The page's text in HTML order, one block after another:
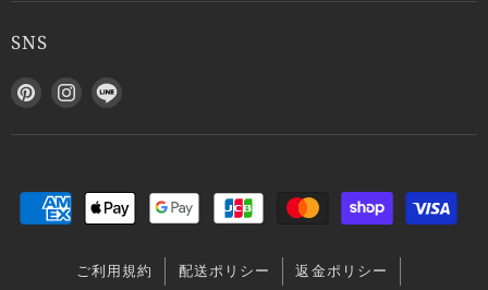
SNS
P
n
r
I
s
m
L
N
見
て
ご利用規約 配送ポリシー 返金ポリシー